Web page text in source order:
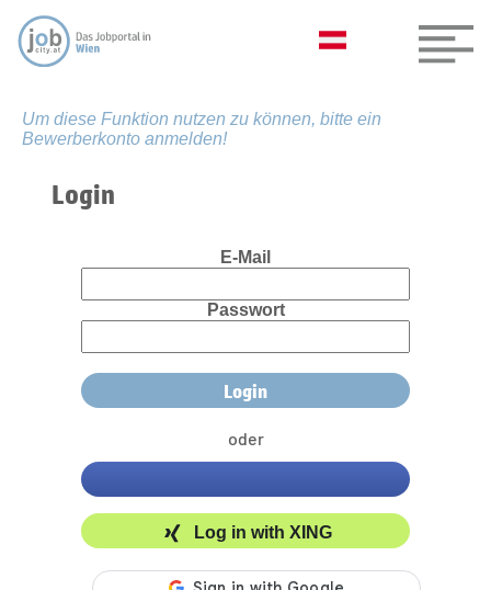
Um diese Funktion nutzen zu können, bitte ein
Bewerberkonto anmelden!
Login
E-Mail
Passwort
oder
Log in with XING